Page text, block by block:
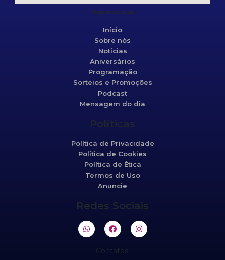
Mapa do site
Início
Sobre nós
Notícias
Aniversários
Programação
Sorteios e Promoções
Podcast
Mensagem do dia
Políticas
Política de Privacidade
Política de Cookies
Política de Ética
Termos de Uso
Anuncie
Redes Sociais
Contatos: